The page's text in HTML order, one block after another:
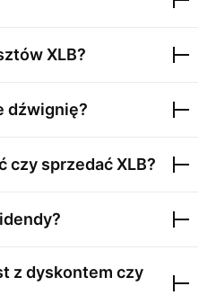
XLB?
dźwignię?
czy sprzedaćXLB?
z dyskontem czy